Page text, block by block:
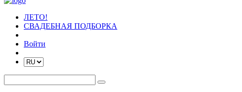
ЛЕТО!
СВАДЕБНАЯ ПОДБОРКА
Войти